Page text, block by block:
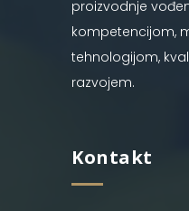
proizvodnje
kompetencijom,
tehnologijom,
razvojem.
Kontakt